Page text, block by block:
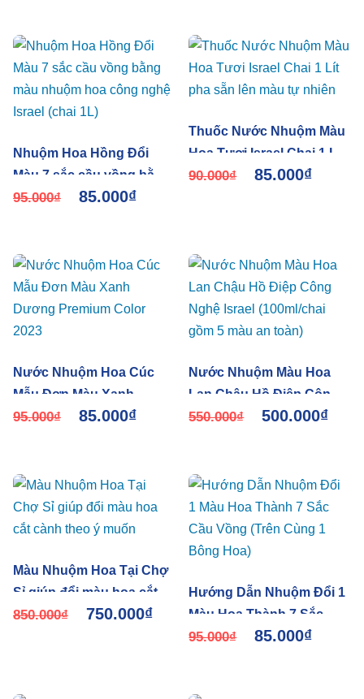
Nhuộm Hoa Hồng Đổi
Màu 7 sắc cầu vồng bằng
màu nhuộm hoa công
95.000₫ 85.000₫
Thuốc Nước Nhuộm Màu
Hoa Tươi Israel Chai 1 Lít
pha sẵn lên màu tự nhiên
90.000₫ 85.000₫
Nước Nhuộm Hoa Cúc
Mẫu Đơn Màu Xanh
Dương Premium Color
95.000₫ 85.000₫
Nước Nhuộm Màu Hoa
Lan Chậu Hồ Điệp Công
Nghệ Israel (100ml/chai
550.000₫ 500.000₫
Màu Nhuộm Hoa Tại Chợ
Sỉ giúp đổi màu hoa cắt
cành theo ý muốn
850.000₫ 750.000₫
Hướng Dẫn Nhuộm Đổi 1
Màu Hoa Thành 7 Sắc
Cầu Vồng (Trên Cùng 1
95.000₫ 85.000₫